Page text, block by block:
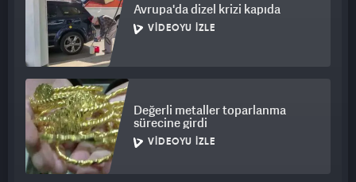
Avrupa'da dizel krizi kapıda
VIDEOYU İZLE
Değerli metaller toparlanma
sürecine girdi
VIDEOYU İZLE